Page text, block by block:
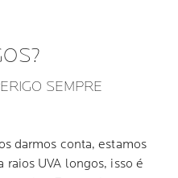
SEMPRE
darmos conta, estamos
UVA longos, isso é